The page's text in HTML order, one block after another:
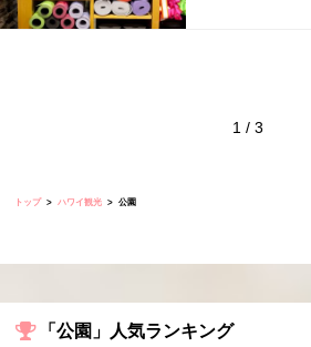
1 / 3
トップ ハワイ観光 公園
「公園」人気ランキング